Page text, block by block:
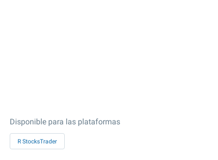
Disponible para las plataformas
R StocksTrader